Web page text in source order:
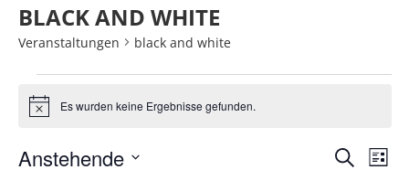
BLACK AND WHITE
Veranstaltungen black and white
HinweisEs wurden keine Ergebnisse gefunden.
Suche
Anstehende